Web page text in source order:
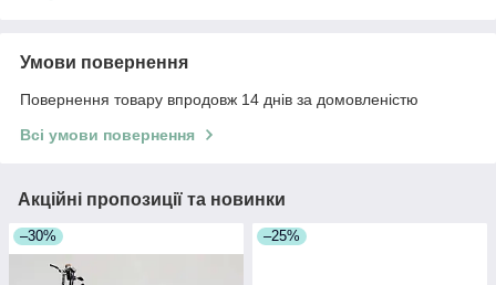
Умови повернення
Повернення товару впродовж 14 днів за домовленістю
Всі умови повернення
Акційні пропозиції та новинки
–30% –25%